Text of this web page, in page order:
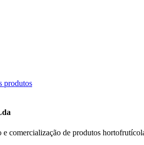
produtos
e comercialização de produtos